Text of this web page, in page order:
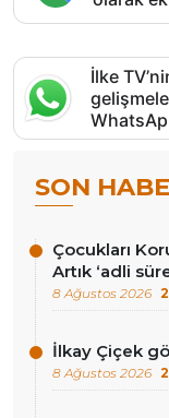
İlke
SON
Çocukları
Artık ‘adli
8 Ağustos 2026
İlkay Çiçek
8 Ağustos 2026